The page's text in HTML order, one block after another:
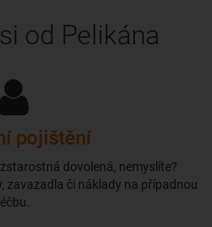
od Pelikána
pojištění
dovolená, nemyslíte?
zavazadla či náklady na případnou
léčbu.